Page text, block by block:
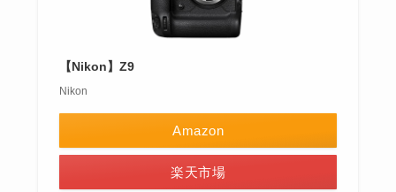
【Nikon】Z9
Nikon
Amazon
楽天市場